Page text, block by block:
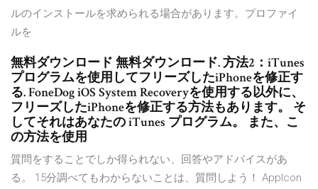
ルのインストールを求められる場合があります。プロファイ
ルを
無料ダウンロード 無料ダウンロード. 方法2：iTunes
プログラムを使用してフリーズしたiPhoneを修正す
る. FoneDog iOS System Recoveryを使用する以外に、
フリーズしたiPhoneを修正する方法もあります。 そ
してそれはあなたの iTunes プログラム。 また、こ
の方法を使用
質問をすることでしか得られない、回答やアドバイスがあ
る。 15分調べてもわからないことは、質問しよう！ AppIcon